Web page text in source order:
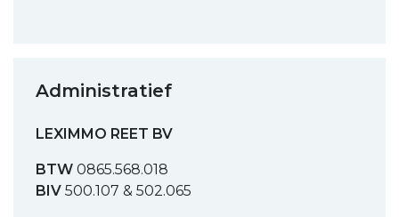
Administratief
LEXIMMO REET BV
BTW 0865.568.018
BIV 500.107 & 502.065